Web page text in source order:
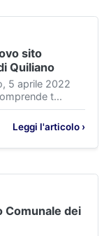
sito
Quiliano
5 aprile 2022
t...
Leggi l'articolo ›
Comunale dei